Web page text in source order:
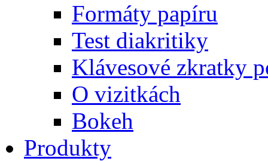
Formáty papíru
Test diakritiky
Klávesové zkratky
O vizitkách
Bokeh
Produkty